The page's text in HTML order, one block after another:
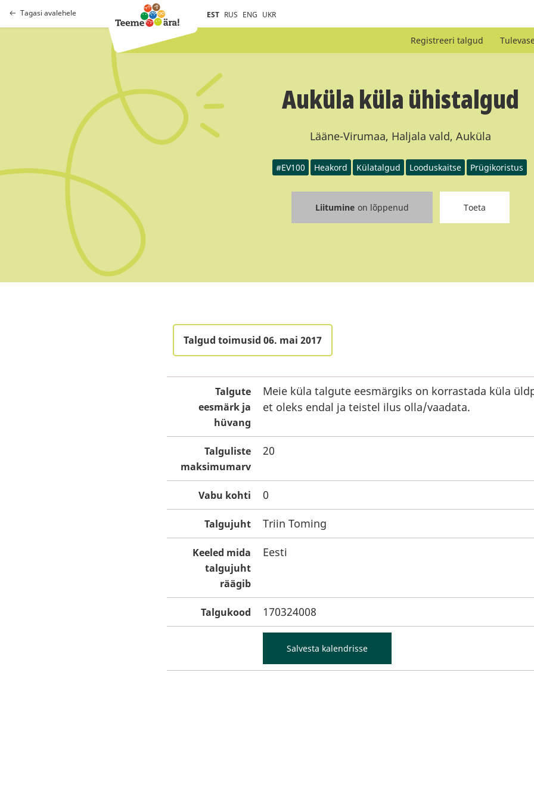
Tagasi avalehele EST RUS ENG UKR
Registreeri talgud
Auküla küla ühistalgud
Lääne-Virumaa, Haljala vald, Auküla
#EV100 Heakord Külatalgud Looduskaitse Prügikoristus
Liitumine on lõppenud Toeta
Talgud toimusid 06. mai 2017
Talgute
eesmärk ja
hüvang
Meie küla talgute eesmärgiks on korrastada küla
et oleks endal ja teistel ilus olla/vaadata.
Talguliste
maksimumarv
20
Vabu kohti 0
Talgujuht Triin Toming
Keeled mida
talgujuht
räägib
Eesti
Talgukood 170324008
Salvesta kalendrisse